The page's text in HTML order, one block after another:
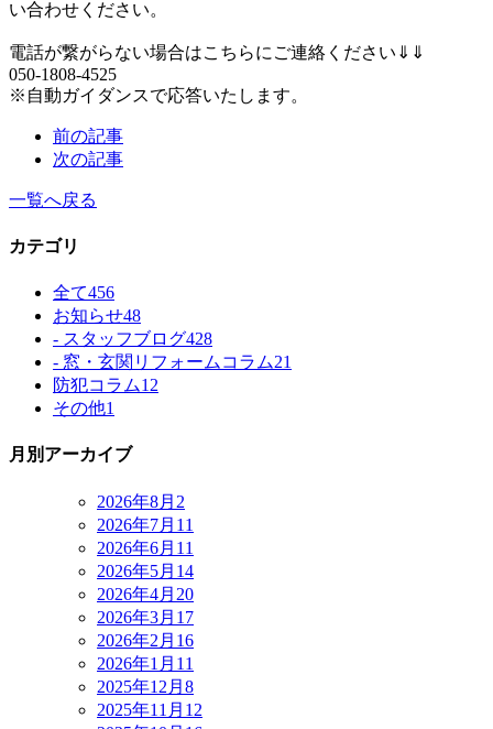
い合わせください。
電話が繋がらない場合はこちらにご連絡ください⇓⇓
050-1808-4525
※自動ガイダンスで応答いたします。
前の記事
次の記事
一覧へ戻る
カテゴリ
全て456
お知らせ48
- スタッフブログ428
- 窓・玄関リフォームコラム21
防犯コラム12
その他1
月別アーカイブ
2026年8月 2
2026年7月 11
2026年6月 11
2026年5月 14
2026年4月 20
2026年3月 17
2026年2月 16
2026年1月 11
2025年12月 8
2025年11月 12